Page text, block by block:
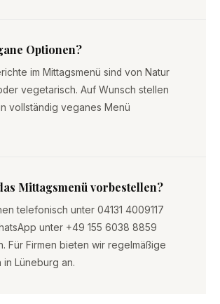
Optionen?
im Mittagsmenü sind von Natur
vegetarisch. Auf Wunsch stellen
vollständig veganes Menü
Mittagsmenü vorbestellen?
telefonisch unter 04131 4009117
unter +49 155 6038 8859
Für Firmen bieten wir regelmäßige
in Lüneburg an.